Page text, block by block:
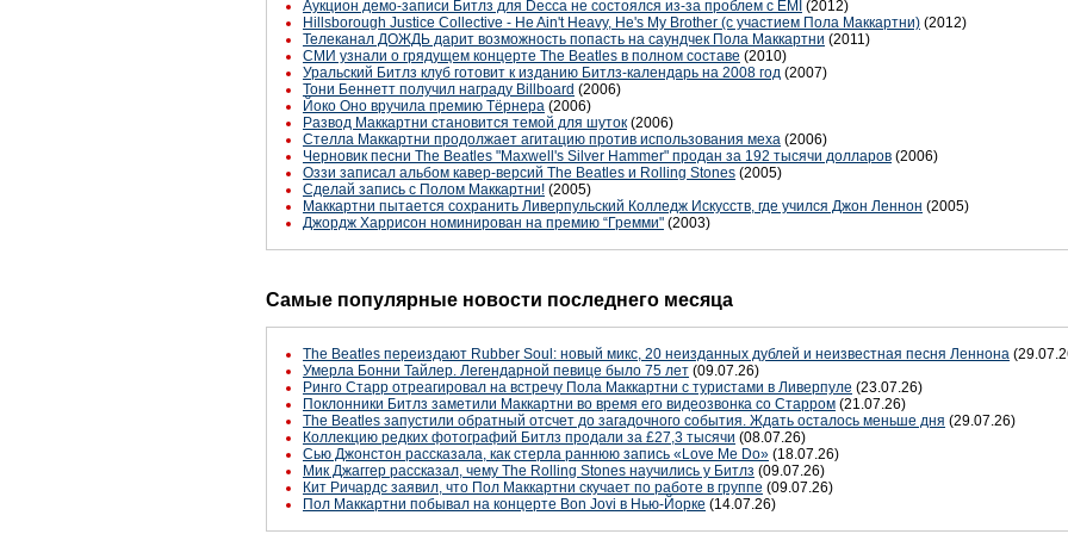
Аукцион демо-записи Битлз для Decca не состоялся из-за проблем с EMI (2012)
Hillsborough Justice Collective - He Ain't Heavy, He's My Brother (с участием Пола Маккартни) (2012)
Телеканал ДОЖДЬ дарит возможность попасть на саундчек Пола Маккартни (2011)
СМИ узнали о грядущем концерте The Beatles в полном составе (2010)
Уральский Битлз клуб готовит к изданию Битлз-календарь на 2008 год (2007)
Тони Беннетт получил награду Billboard (2006)
Йоко Оно вручила премию Тёрнера (2006)
Развод Маккартни становится темой для шуток (2006)
Стелла Маккартни продолжает агитацию против использования меха (2006)
Черновик песни The Beatles "Maxwell's Silver Hammer" продан за 192 тысячи долларов (2006)
Оззи записал альбом кавер-версий The Beatles и Rolling Stones (2005)
Сделай запись с Полом Маккартни! (2005)
Маккартни пытается сохранить Ливерпульский Колледж Искусств, где учился Джон Леннон (2005)
Джордж Харрисон номинирован на премию “Гремми" (2003)
Самые популярные новости последнего месяца
The Beatles переиздают Rubber Soul: новый микс, 20 неизданных дублей и неизвестная песня Леннона
Умерла Бонни Тайлер. Легендарной певице было 75 лет (09.07.26)
Ринго Старр отреагировал на встречу Пола Маккартни с туристами в Ливерпуле (23.07.26)
Поклонники Битлз заметили Маккартни во время его видеозвонка со Старром (21.07.26)
The Beatles запустили обратный отсчет до загадочного события. Ждать осталось меньше дня (29.07.26)
Коллекцию редких фотографий Битлз продали за £27,3 тысячи (08.07.26)
Сью Джонстон рассказала, как стерла раннюю запись «Love Me Do» (18.07.26)
Мик Джаггер рассказал, чему The Rolling Stones научились у Битлз (09.07.26)
Кит Ричардс заявил, что Пол Маккартни скучает по работе в группе (09.07.26)
Пол Маккартни побывал на концерте Bon Jovi в Нью-Йорке (14.07.26)